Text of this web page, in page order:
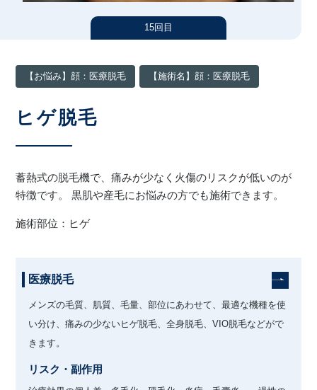
ほくろ・いぼ
クリニック案内
名古屋
大阪
症例写真
医師紹介
川島 眞 特別外来
15回目
【お悩み】顔：医療脱毛 【施術名】顔：医療脱毛
ヒゲ脱毛
蓄熱式の脱毛機で、痛みが少なく火傷のリスクが低いのが
特徴です。 黒肌や産毛にお悩みの方でも施術できます。
施術部位：ヒゲ
医療脱毛
メンズの毛質、肌質、毛量、部位にあわせて、最適な機種を使
い分け、痛みの少ないヒゲ脱毛、全身脱毛、VIO脱毛などがで
きます。
リスク・副作用